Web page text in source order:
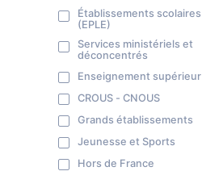
Établissements scolaires
(EPLE)
Services ministériels et
déconcentrés
Enseignement supérieur
CROUS - CNOUS
Grands établissements
Jeunesse et Sports
Hors de France